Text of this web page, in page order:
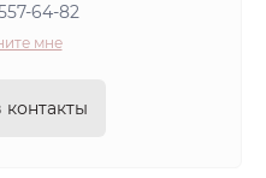
64-82
мне